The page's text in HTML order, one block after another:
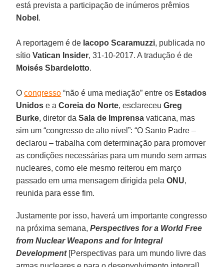
está prevista a participação de inúmeros prêmios
Nobel .
A reportagem é de Iacopo Scaramuzzi, publicada no
sítioVatican Insider, 31-10-2017. A tradução é de
Moisés Sbardelotto.
Ocongresso “não é uma mediação” entre os Estados
Unidos e aCoreia do Norte, esclareceuGreg
Burke, diretor daSala de Imprensa vaticana, mas
sim um “congresso de alto nível”: “O Santo Padre –
declarou – trabalha com determinação para promover
as condições necessárias para um mundo sem armas
nucleares, como ele mesmo reiterou em março
passado em uma mensagem dirigida pelaONU,
reunida para esse fim.
Justamente por isso, haverá um importante congresso
na próxima semana,Perspectives for a World Free
from Nuclear Weapons and for Integral
Development [Perspectivas para um mundo livre das